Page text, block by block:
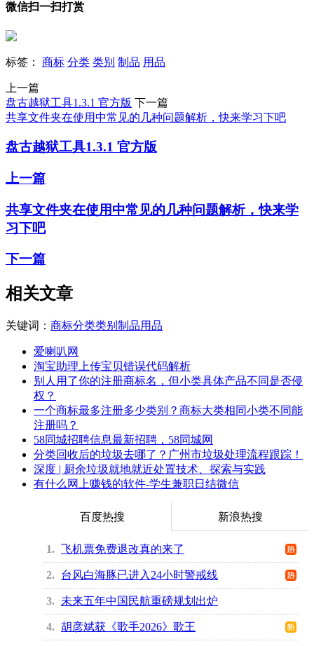
微信扫一扫打赏
标签： 商标 分类 类别 制品 用品
上一篇
盘古越狱工具1.3.1 官方版 下一篇
共享文件夹在使用中常见的几种问题解析，快来学习下吧
盘古越狱工具1.3.1 官方版
上一篇
共享文件夹在使用中常见的几种问题解析，快来学
习下吧
下一篇
相关文章
关键词： 商标分类类别 制品用品
爱喇叭网
淘宝助理上传宝贝错误代码解析
别人用了你的注册商标名，但小类具体产品不同是否侵
权？
一个商标最多注册多少类别？商标大类相同小类不同能
注册吗？
58同城招聘信息最新招聘，58同城网
分类回收后的垃圾去哪了？广州市垃圾处理流程跟踪！
深度 | 厨余垃圾就地就近处置技术、探索与实践
有什么网上赚钱的软件-学生兼职日结微信
百度热搜 新浪热搜
1 飞机票免费退改真的来了
2 台风白海豚已进入24小时警戒线
3 未来五年中国民航重磅规划出炉
4 胡彦斌获《歌手2026》歌王